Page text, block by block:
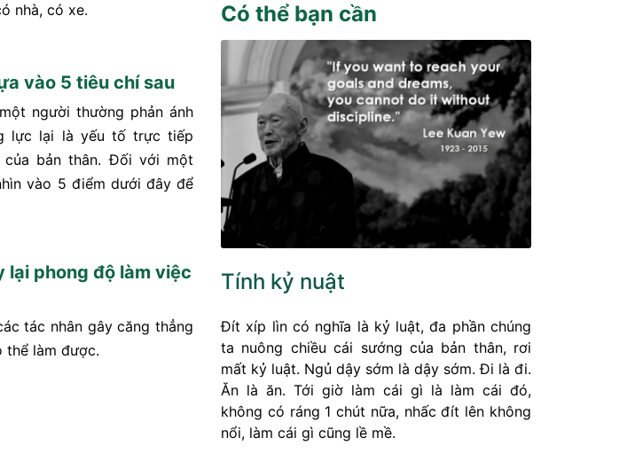
nhà, có xe.
vào 5 tiêu chí sau
người thường phản ánh
lực lại là yếu tố trực tiếp
bản thân. Đối với một
vào 5 điểm dưới đây để
lại phong độ làm việc
tác nhân gây căng thẳng
thể làm được.
Có thể bạn cần
Tính kỷ nuật
Đít xíp lìn có nghĩa là kỷ luật, đa phần chúng
ta nuông chiều cái sướng của bản thân, rơi
mất kỷ luật. Ngủ dậy sớm là dậy sớm. Đi là đi.
Ăn là ăn. Tới giờ làm cái gì là làm cái đó,
không có ráng 1 chút nữa, nhấc đít lên không
nổi, làm cái gì cũng lề mề.